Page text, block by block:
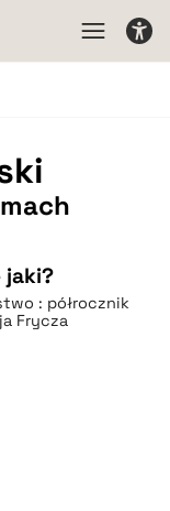
jaki?
: półrocznik
Frycza